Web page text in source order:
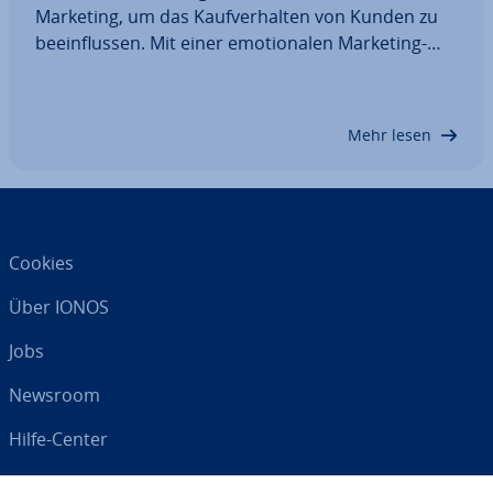
Marketing, um das Kauf­ver­hal­ten von Kunden zu
be­ein­flus­sen. Mit einer emo­tio­na­len Mar­ke­ting­
Mehr lesen
Cookies
Über IONOS
Jobs
Newsroom
Hilfe-Center
AGB